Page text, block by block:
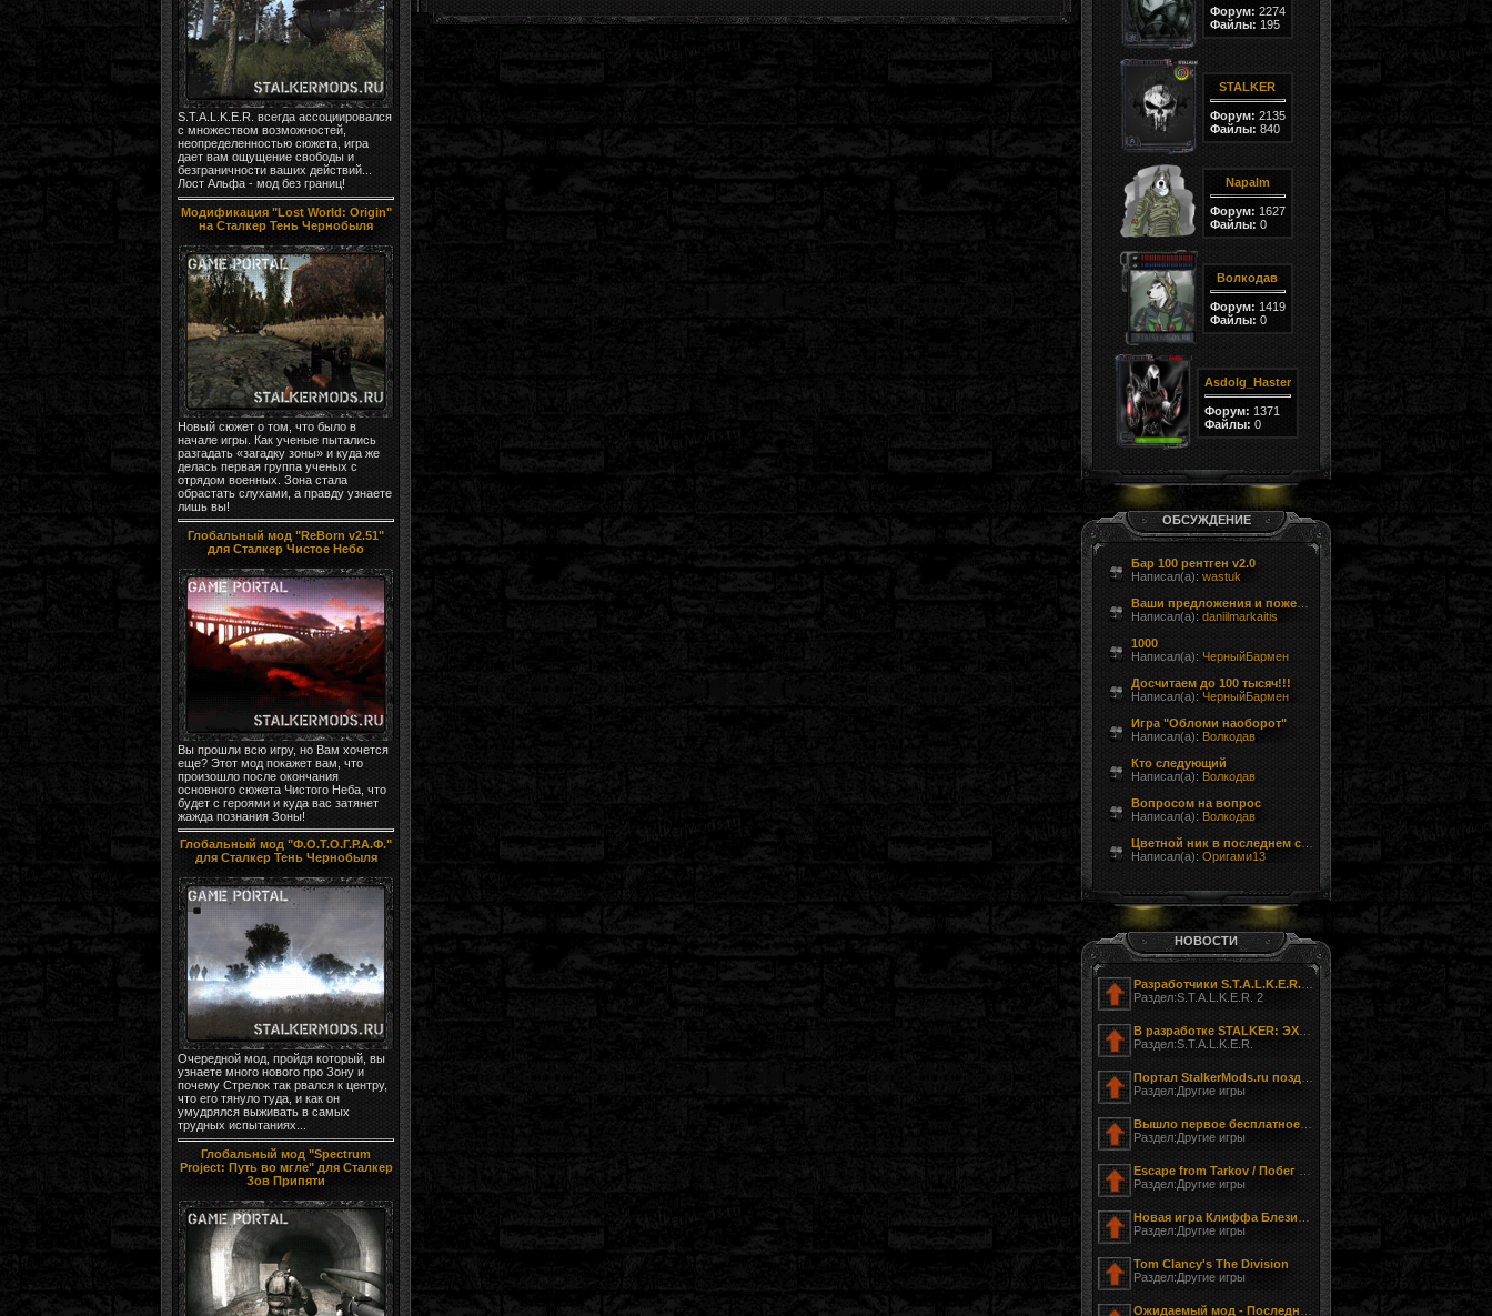
S.T.A.L.K.E.R. всегда ассоциировался
с множеством возможностей,
неопределенностью сюжета, игра
дает вам ощущение свободы и
безграничности ваших действий...
Лост Альфа - мод без границ!
Модификация "Lost World: Origin"
на Сталкер Тень Чернобыля
Новый сюжет о том, что было в
начале игры. Как ученые пытались
разгадать «загадку зоны» и куда же
делась первая группа ученых с
отрядом военных. Зона стала
обрастать слухами, а правду узнаете
лишь вы!
Глобальный мод "ReBorn v2.51"
для Сталкер Чистое Небо
Вы прошли всю игру, но Вам хочется
еще? Этот мод покажет вам, что
произошло после окончания
основного сюжета Чистого Неба, что
будет с героями и куда вас затянет
жажда познания Зоны!
Глобальный мод "Ф.О.Т.О.Г.Р.А.Ф."
для Сталкер Тень Чернобыля
Очередной мод, пройдя который, вы
узнаете много нового про Зону и
почему Стрелок так рвался к центру,
что его тянуло туда, и как он
умудрялся выживать в самых
трудных испытаниях...
Глобальный мод "Spectrum
Project: Путь во мгле" для Сталкер
Зов Припяти
Форум: 2274
Файлы: 195
STALKER
Форум: 2135
Файлы: 840
Napalm
Форум: 1627
Файлы: 0
Волкодав
Форум: 1419
Файлы: 0
Asdolg_Haster
Форум: 1371
Файлы: 0
ОБСУЖДЕНИЕ
Бар 100 рентген v2.0
Написал(а): wastuk
Написал(а): daniilmarkaitis
1000
Написал(а): ЧерныйБармен
Досчитаем до 100 тысяч!!!
Написал(а): ЧерныйБармен
Игра "Обломи наоборот"
Написал(а): Волкодав
Кто следующий
Написал(а): Волкодав
Вопросом на вопрос
Написал(а): Волкодав
Написал(а): Оригами13
НОВОСТИ
Раздел:S.T.A.L.K.E.R. 2
Раздел:S.T.A.L.K.E.R.
Раздел:Другие игры
Раздел:Другие игры
Раздел:Другие игры
Раздел:Другие игры
Tom Clancy's The Division
Раздел:Другие игры